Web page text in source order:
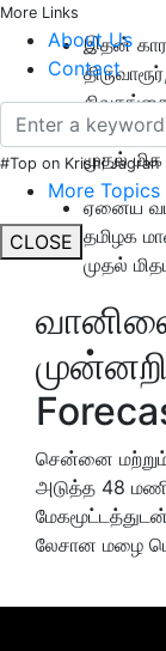
More Links
About Us
Contact
#Top on Krishi Jagran
More Topics
CLOSE
இதன்
முதல்
ஏனைய
தமிழக
முதல்
சென்னை மற்றும்
அடுத்த 48
லேசான மழை